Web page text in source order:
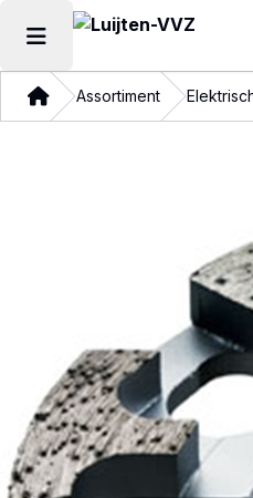
Hoofdmenu openen
ThuisAssortiment